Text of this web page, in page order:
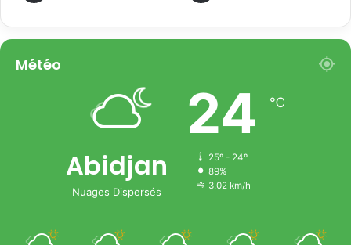
Météo
Abidjan
Nuages Dispersés
24 ℃
25º - 24º
89%
3.02 km/h